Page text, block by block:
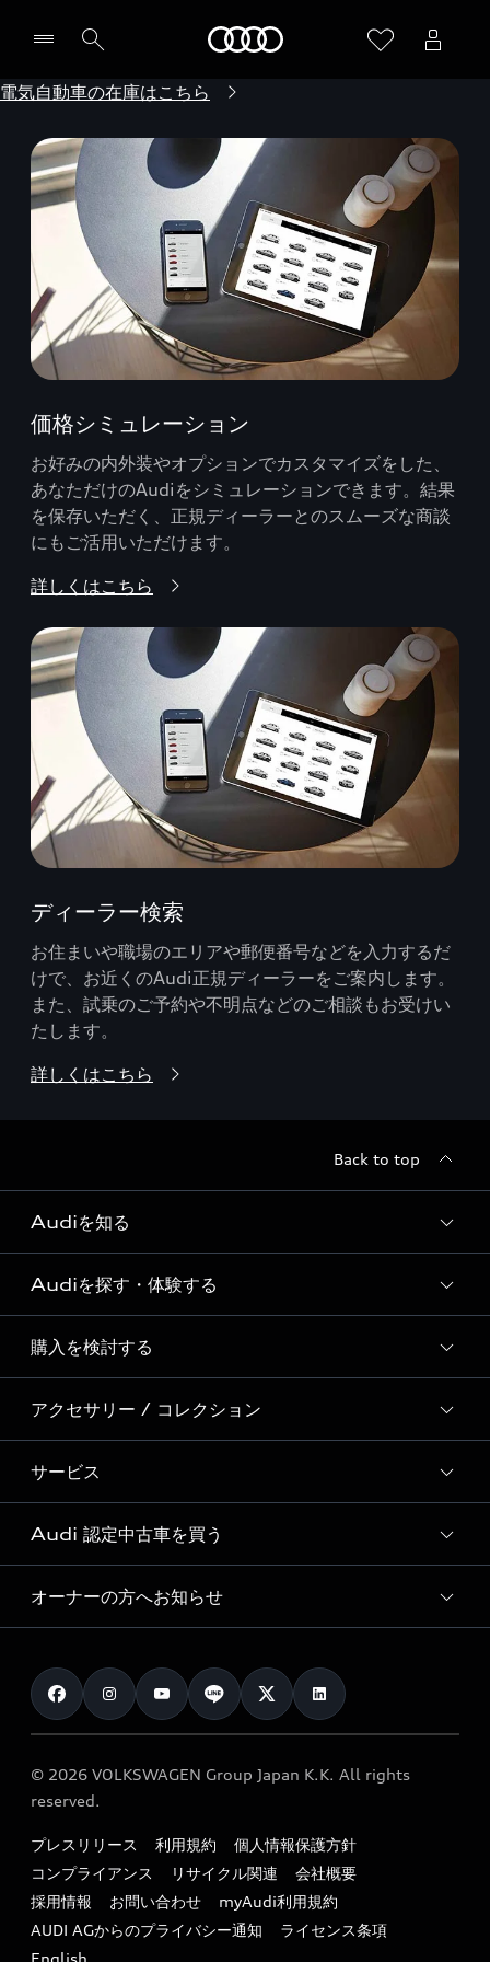
電気自動車の在庫はこちら
価格シミュレーション
お好みの内外装やオプションでカスタマイズをした、
あなただけのAudiをシミュレーションできます。結果
を保存いただく、正規ディーラーとのスムーズな商談
にもご活用いただけます。
詳しくはこちら
ディーラー検索
お住まいや職場のエリアや郵便番号などを入力するだ
けで、お近くのAudi正規ディーラーをご案内します。
また、試乗のご予約や不明点などのご相談もお受けい
たします。
詳しくはこちら
Back to top
Audiを知る
Audi ブランド
Story of Progress
Audi Sport
Formula 1®
デジタルサービス
Audiを探す・体験する
ディーラー検索
新車在庫検索
試乗車・展示車検索
見積り依頼
試乗予約
購入を検討する
モデル一覧
特別仕様モデル / 限定モデル
e-tronラインアップ
価格シミュレーション
車両比較
カタログ一覧
アクセサリー / コレクション
純正アクセサリー
オンラインショップ
Audi collection
アウディナビアプリ
サービス
サービス入庫予約
サービスプログラム
メンテナンス
車検 / 定期点検
e-tronアフターサポート
myAudi
Audi 認定中古車を買う
Audi認定中古車
クオリティ
保証
メンテナンス
ファイナンス
キャンペーン / イベント
買取査定
オーナーの方へお知らせ
お知らせ
オーナー様向けキャンペーン
特定整備適用車一覧
リサイクル法
よくある質問（FAQ）
© 2026 VOLKSWAGEN Group Japan K.K. All rights
reserved.
プレスリリース 利用規約
個人情報保護方針
コンプライアンス
リサイクル関連
会社概要
採用情報
お問い合わせ
myAudi利用規約
AUDI AGからのプライバシー通知
ライセンス条項
English